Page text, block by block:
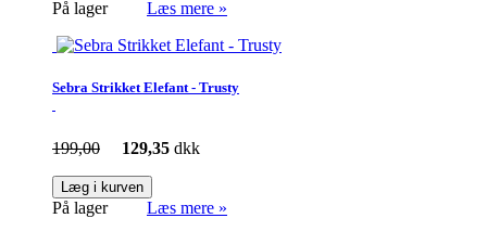
På lager Læs mere »
Sebra Strikket Elefant - Trusty
199,00 129,35 dkk
Læg i kurven
På lager Læs mere »